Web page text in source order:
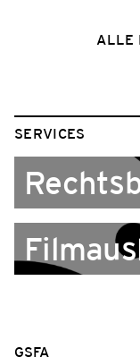
ALLE
SERVICES
GSFA